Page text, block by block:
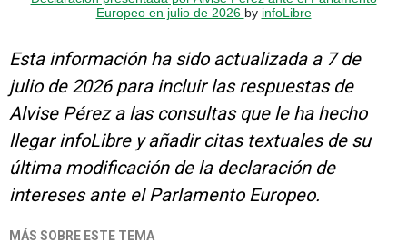
Europeo en julio de 2026 by infoLibre
Esta información ha sido actualizada a 7 de
julio de 2026 para incluir las respuestas de
Alvise Pérez a las consultas que le ha hecho
llegar infoLibre y añadir citas textuales de su
última modificación de la declaración de
intereses ante el Parlamento Europeo.
MÁS SOBRE ESTE TEMA